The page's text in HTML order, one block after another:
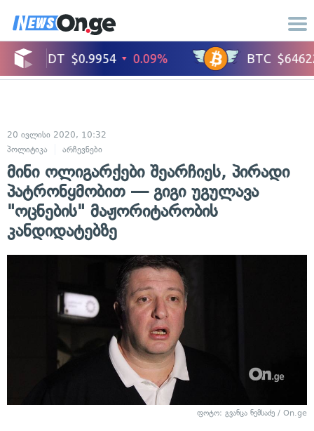
20 ივლისი 2020, 10:32
პოლიტიკა
არჩევნები
მინი ოლიგარქები შეარჩიეს, პირადი
პატრონყმობით — გიგი უგულავა
"ოცნების" მაჟორიტარობის
კანდიდატებზე
ფოტო: გვანცა ნემსაძე / On.ge